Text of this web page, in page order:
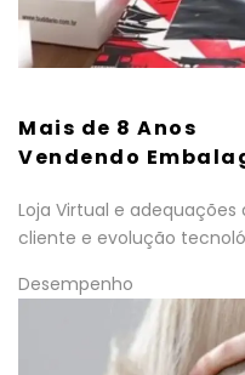
Mais de 8 Anos
Vendendo
Loja Virtual e
cliente e evolução
Desempenho